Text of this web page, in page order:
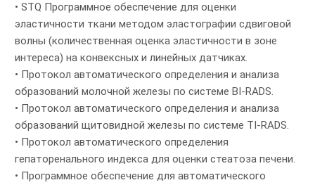
• STQ Программное обеспечение для оценки
эластичности ткани методом эластографии сдвиговой
волны (количественная оценка эластичности в зоне
интереса) на конвексных и линейных датчиках.
• Протокол автоматического определения и анализа
образований молочной железы по системе BI-RADS.
• Протокол автоматического определения и анализа
образований щитовидной железы по системе TI-RADS.
• Протокол автоматического определения
гепаторенального индекса для оценки стеатоза печени.
• Программное обеспечение для автоматического